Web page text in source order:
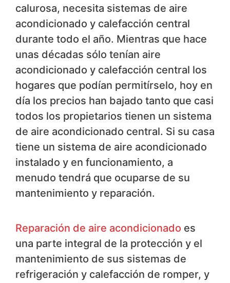
calurosa, necesita sistemas de aire
acondicionado y calefacción central
durante todo el año. Mientras que hace
unas décadas sólo tenían aire
acondicionado y calefacción central los
hogares que podían permitírselo, hoy en
día los precios han bajado tanto que casi
todos los propietarios tienen un sistema
de aire acondicionado central. Si su casa
tiene un sistema de aire acondicionado
instalado y en funcionamiento, a
menudo tendrá que ocuparse de su
mantenimiento y reparación.
Reparación de aire acondicionado es
una parte integral de la protección y el
mantenimiento de sus sistemas de
refrigeración y calefacción de romper, y